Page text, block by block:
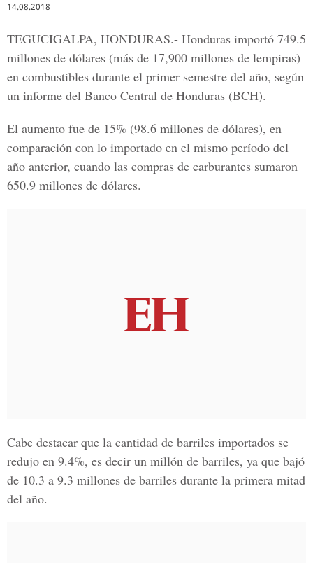
14.08.2018
TEGUCIGALPA, HONDURAS.- Honduras importó 749.5
millones de dólares (más de 17,900 millones de lempiras)
en combustibles durante el primer semestre del año, según
un informe del Banco Central de Honduras (BCH).
El aumento fue de 15% (98.6 millones de dólares), en
comparación con lo importado en el mismo período del
año anterior, cuando las compras de carburantes sumaron
650.9 millones de dólares.
Cabe destacar que la cantidad de barriles importados se
redujo en 9.4%, es decir un millón de barriles, ya que bajó
de 10.3 a 9.3 millones de barriles durante la primera mitad
del año.